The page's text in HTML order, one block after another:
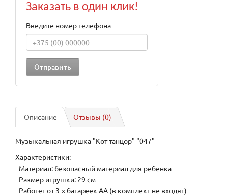
Заказать в один клик!
Введите номер телефона
Описание Отзывы (0)
Музыкальная игрушка "Кот танцор" "047"
Характеристики:
- Материал: безопасный материал для ребенка
- Размер игрушки: 29 см
- Работет от 3-х батареек АА (в комплект не входят)